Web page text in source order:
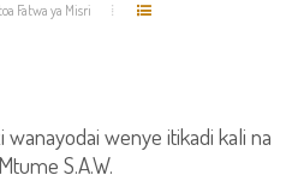
Fatwa ya Misri
wanayodai wenye itikadi kali na
S.A.W.